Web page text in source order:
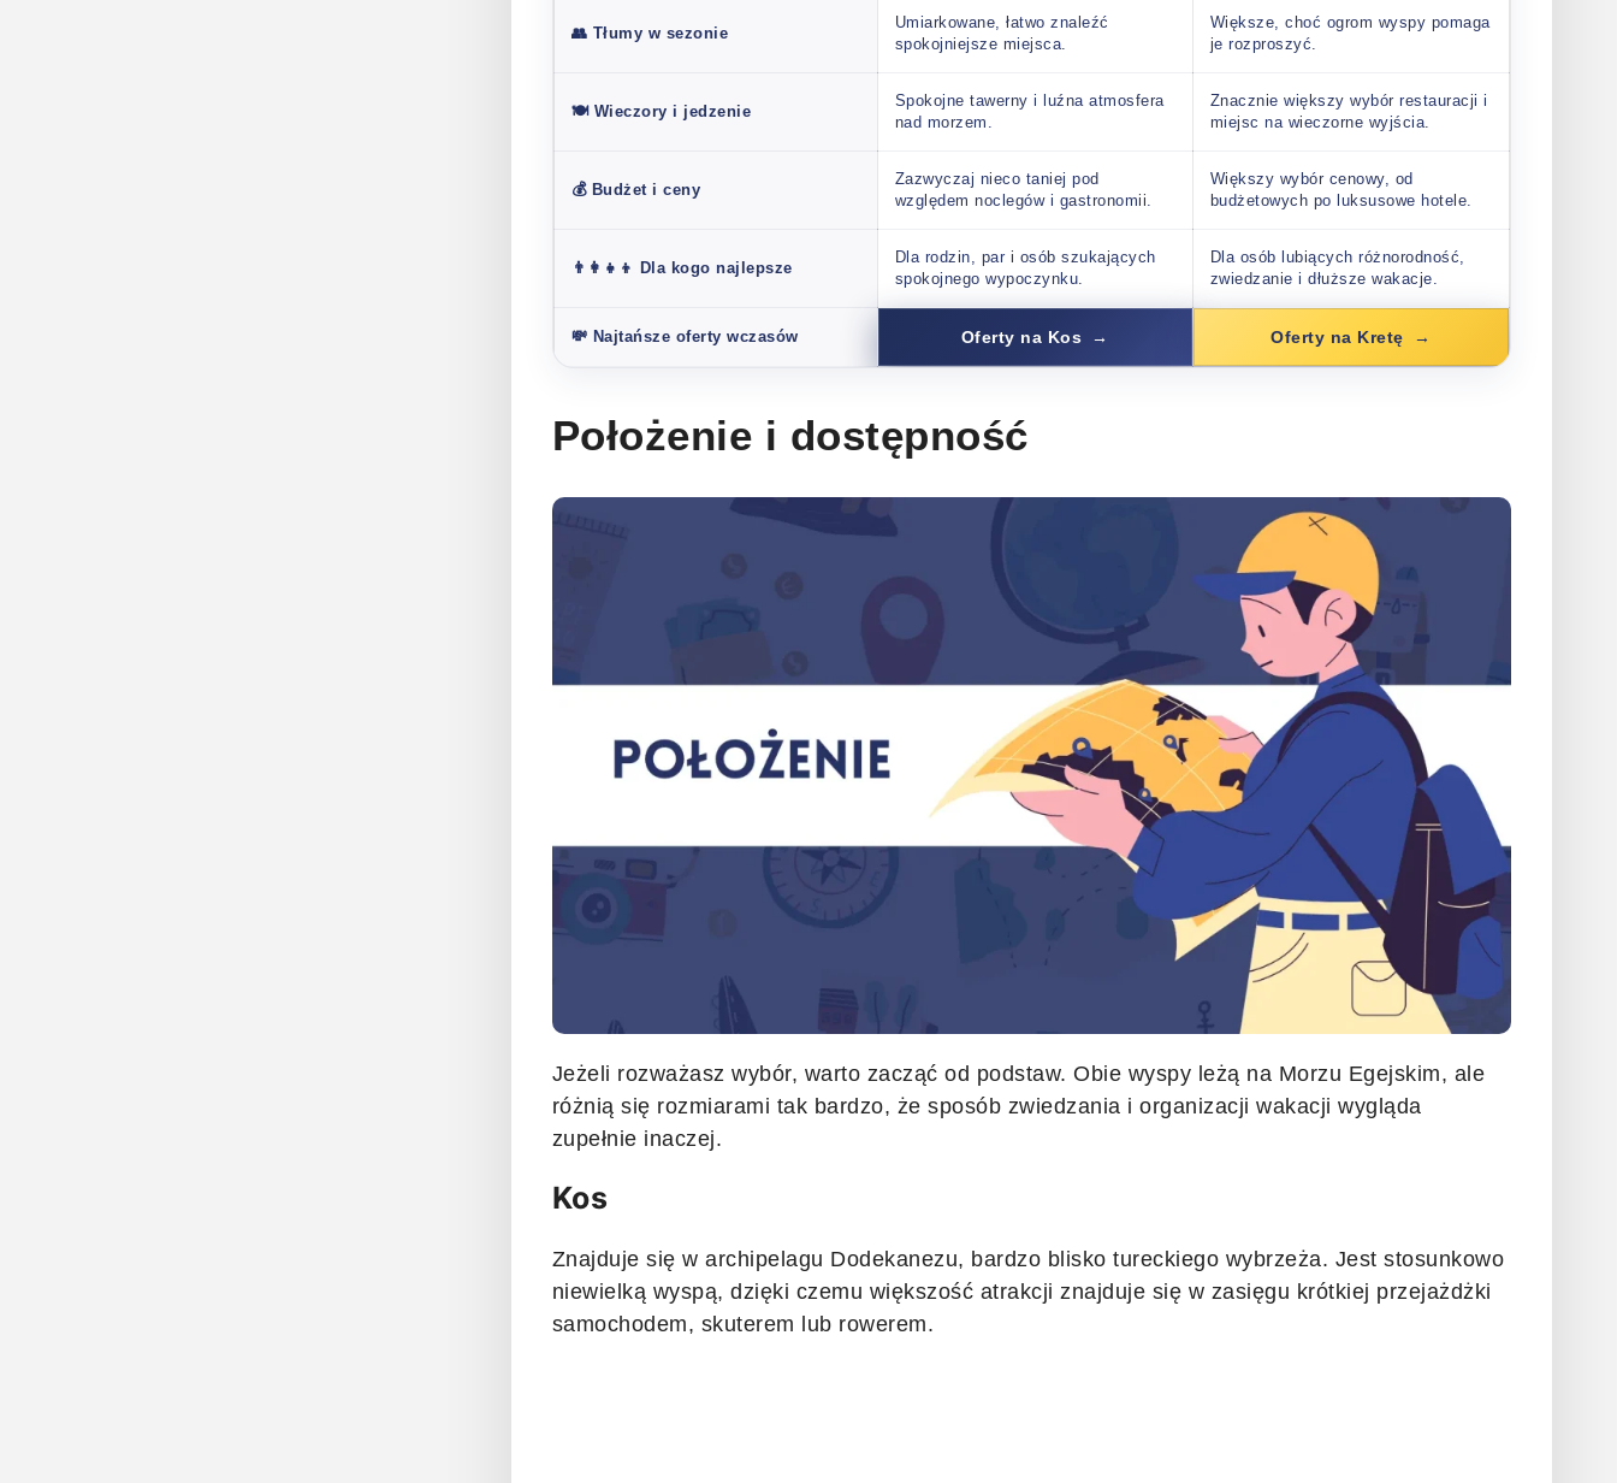
👥 Tłumy w sezonie
Umiarkowane, łatwo znaleźć
spokojniejsze miejsca.
Większe, choć ogrom wyspy pomaga
je rozproszyć.
🍽️ Wieczory i jedzenie
Spokojne tawerny i luźna atmosfera
nad morzem.
Znacznie większy wybór restauracji i
miejsc na wieczorne wyjścia.
💰 Budżet i ceny
Zazwyczaj nieco taniej pod
względem noclegów i gastronomii.
Większy wybór cenowy, od
budżetowych po luksusowe hotele.
👨‍👩‍👧‍👦 Dla kogo najlepsze
Dla rodzin, par i osób szukających
spokojnego wypoczynku.
Dla osób lubiących różnorodność,
zwiedzanie i dłuższe wakacje.
💸 Najtańsze oferty wczasów Oferty na Kos Oferty na Kretę
Położenie i dostępność
Jeżeli rozważasz wybór, warto zacząć od podstaw. Obie wyspy leżą na Morzu Egejskim, ale
różnią się rozmiarami tak bardzo, że sposób zwiedzania i organizacji wakacji wygląda
zupełnie inaczej.
Kos
Znajduje się w archipelagu Dodekanezu, bardzo blisko tureckiego wybrzeża. Jest stosunkowo
niewielką wyspą, dzięki czemu większość atrakcji znajduje się w zasięgu krótkiej przejażdżki
samochodem, skuterem lub rowerem.